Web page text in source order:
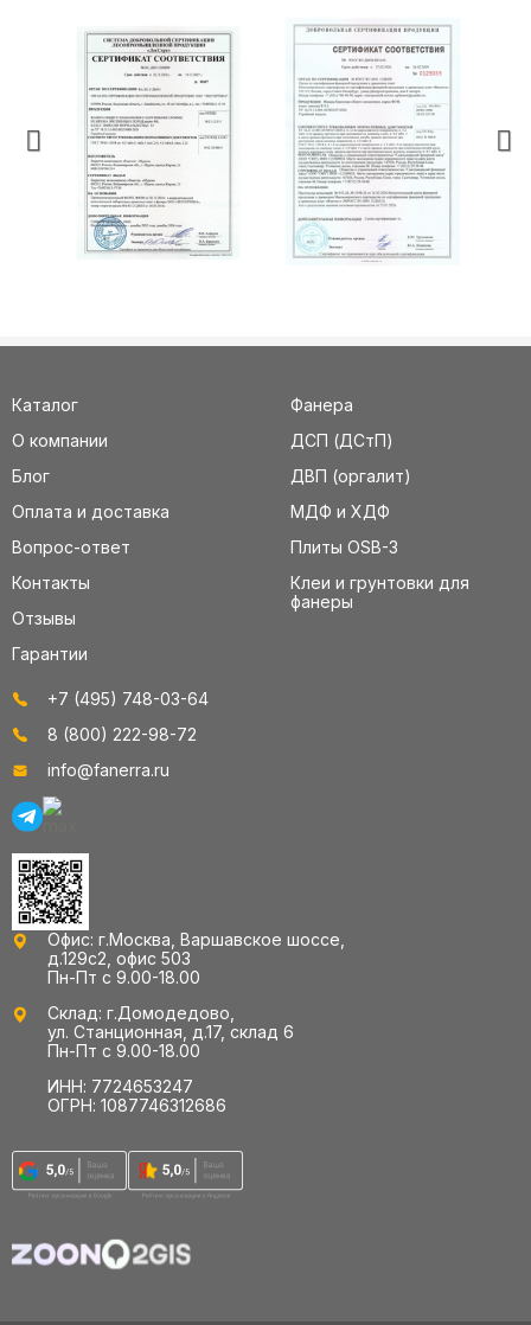
Каталог
О компании
Блог
Оплата и доставка
Вопрос-ответ
Контакты
Отзывы
Гарантии
Фанера
ДСП (ДСтП)
ДВП (оргалит)
МДФ и ХДФ
Плиты OSB-3
Клеи и грунтовки для
фанеры
+7 (495) 748-03-64
8 (800) 222-98-72
info@fanerra.ru
Офис: г.Москва, Варшавское шоссе,
д.129с2, офис 503
Пн-Пт с 9.00-18.00
Склад: г.Домодедово,
ул. Станционная, д.17, склад 6
Пн-Пт с 9.00-18.00
ИНН: 7724653247
ОГРН: 1087746312686